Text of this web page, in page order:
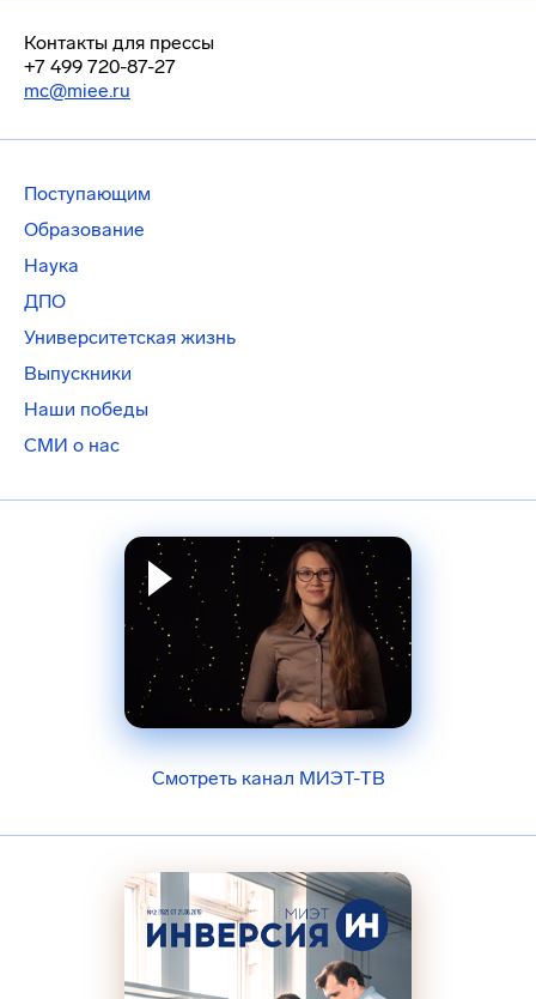
Контакты для прессы
+7 499 720-87-27
mc@miee.ru
Поступающим
Образование
Наука
ДПО
Университетская жизнь
Выпускники
Наши победы
СМИ о нас
Смотреть канал МИЭТ-ТВ